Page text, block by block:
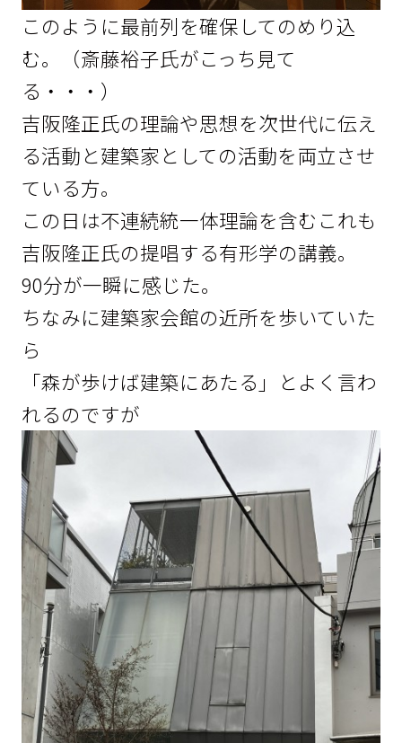
このように最前列を確保してのめり込
む。（斎藤裕子氏がこっち見て
る・・・）
吉阪隆正氏の理論や思想を次世代に伝え
る活動と建築家としての活動を両立させ
ている方。
この日は不連続統一体理論を含むこれも
吉阪隆正氏の提唱する有形学の講義。
90分が一瞬に感じた。
ちなみに建築家会館の近所を歩いていた
ら
「森が歩けば建築にあたる」とよく言わ
れるのですが